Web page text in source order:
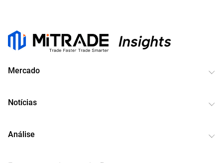
Mercado
Notícias
Análise